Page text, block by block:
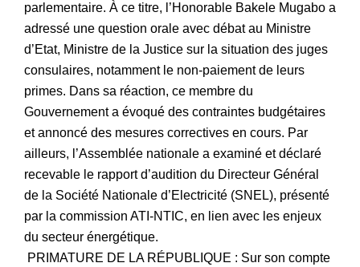
parlementaire. À ce titre, l’Honorable Bakele Mugabo a
adressé une question orale avec débat au Ministre
d’Etat, Ministre de la Justice sur la situation des juges
consulaires, notamment le non-paiement de leurs
primes. Dans sa réaction, ce membre du
Gouvernement a évoqué des contraintes budgétaires
et annoncé des mesures correctives en cours. Par
ailleurs, l’Assemblée nationale a examiné et déclaré
recevable le rapport d’audition du Directeur Général
de la Société Nationale d’Electricité (SNEL), présenté
par la commission ATI-NTIC, en lien avec les enjeux
du secteur énergétique.
PRIMATURE DE LA RÉPUBLIQUE : Sur son compte